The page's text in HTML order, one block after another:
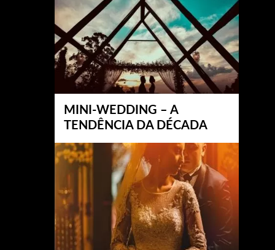
MINI-WEDDING – A
TENDÊNCIA DA DÉCADA